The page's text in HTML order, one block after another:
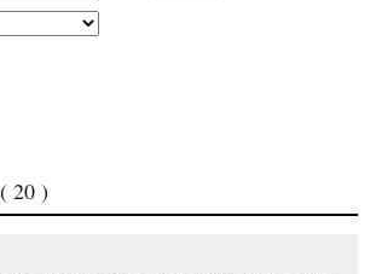
( 20 )